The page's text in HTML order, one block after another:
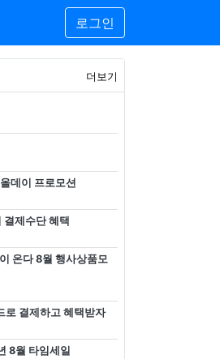
로그인
더보기
데이 프로모션
제수단 혜택
온다 8월 행사상품모
로 결제하고 혜택받자
8월 타임세일